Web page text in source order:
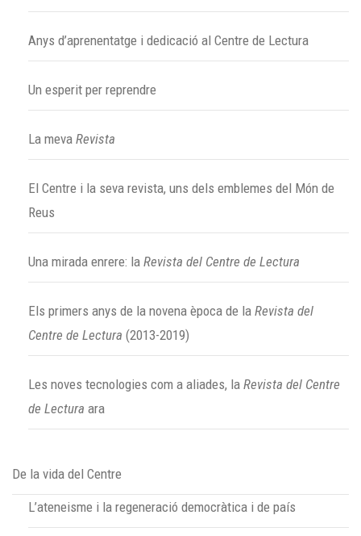
Anys d’aprenentatge i dedicació al Centre de Lectura
Un esperit per reprendre
La meva Revista
El Centre i la seva revista, uns dels emblemes del Món de
Reus
Una mirada enrere: la Revista del Centre de Lectura
Els primers anys de la novena època de la Revista del
Centre de Lectura (2013-2019)
Les noves tecnologies com a aliades, la Revista del Centre
de Lectura ara
De la vida del Centre
L’ateneisme i la regeneració democràtica i de país